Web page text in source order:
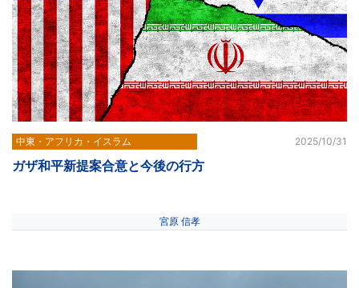
中東・アフリカ・イスラム 2025/10/31
ガザ和平新提案合意と今後の行方
宮原 信孝